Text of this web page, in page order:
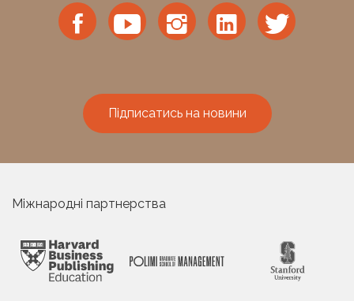
Підписатись на новини
Міжнародні партнерства